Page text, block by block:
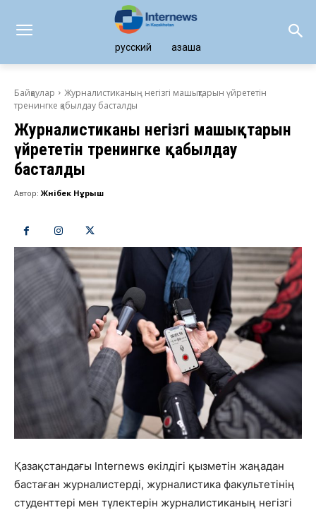
русский қазақша
Байқаулар
Журналистиканың негізгі машықтарын үйрететін
тренингке қабылдау басталды
Журналистиканың негізгі машықтарын
үйрететін тренингке қабылдау
басталды
Автор: Жәнібек Нұрыш
Қазақстандағы Internews өкілдігі қызметін жаңадан
бастаған журналистерді, журналистика факультетінің
студенттері мен түлектерін журналистиканың негізгі